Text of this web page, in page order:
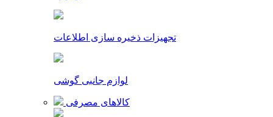
تجهیزات ذخیره سازی اطلاعات
لوازم جانبی گوشی
کالاهای مصرفی